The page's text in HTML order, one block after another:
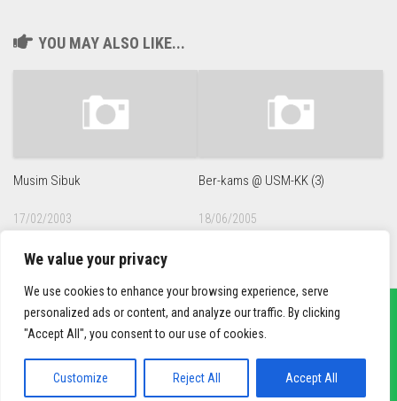
We value your privacy
We use cookies to enhance your browsing experience, serve
personalized ads or content, and analyze our traffic. By clicking
"Accept All", you consent to our use of cookies.
Customize Reject All Accept All
YOU MAY ALSO LIKE...
Musim Sibuk
17/02/2003
Ber-kams @ USM-KK (3)
18/06/2005
sief3r.com
Powered byWordPress. Theme byAlx.